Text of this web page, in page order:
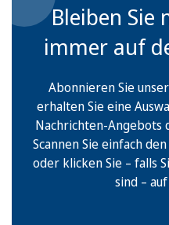
Bleiben Sie
immer auf
Abonnieren Sie
erhalten Sie eine
Nachrichten-Angebots
Scannen Sie einfach
oder klicken Sie – falls
sind – auf